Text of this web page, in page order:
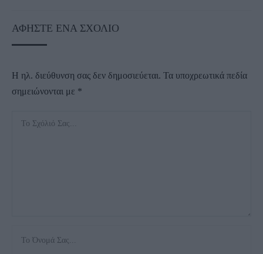
ΑΦΉΣΤΕ ΈΝΑ ΣΧΌΛΙΟ
Η ηλ. διεύθυνση σας δεν δημοσιεύεται. Τα υποχρεωτικά πεδία
σημειώνονται με *